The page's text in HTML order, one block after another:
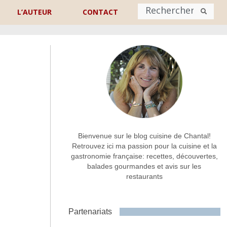
L’AUTEUR CONTACT
Nom
Commentaire ou message *
Bienvenue sur le blog cuisine de Chantal!
Retrouvez ici ma passion pour la cuisine et la
gastronomie française: recettes, découvertes,
balades gourmandes et avis sur les
restaurants
Partenariats